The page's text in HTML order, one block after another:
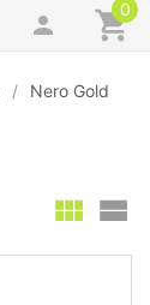
0
Nero Gold